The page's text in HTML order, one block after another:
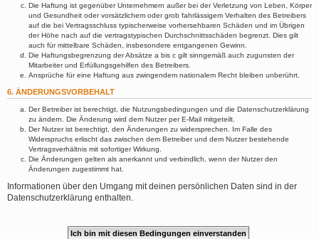
Die Haftung ist gegenüber Unternehmern außer bei der Verletzung von Leben, Körper
und Gesundheit oder vorsätzlichem oder grob fahrlässigem Verhalten des Betreibers
auf die bei Vertragsschluss typischerweise vorhersehbaren Schäden und im Übrigen
der Höhe nach auf die vertragstypischen Durchschnittsschäden begrenzt. Dies gilt
auch für mittelbare Schäden, insbesondere entgangenen Gewinn.
Die Haftungsbegrenzung der Absätze a bis c gilt sinngemäß auch zugunsten der
Mitarbeiter und Erfüllungsgehilfen des Betreibers.
Ansprüche für eine Haftung aus zwingendem nationalem Recht bleiben unberührt.
6. ÄNDERUNGSVORBEHALT
Der Betreiber ist berechtigt, die Nutzungsbedingungen und die Datenschutzerklärung
zu ändern. Die Änderung wird dem Nutzer per E-Mail mitgeteilt.
Der Nutzer ist berechtigt, den Änderungen zu widersprechen. Im Falle des
Widerspruchs erlischt das zwischen dem Betreiber und dem Nutzer bestehende
Vertragsverhältnis mit sofortiger Wirkung.
Die Änderungen gelten als anerkannt und verbindlich, wenn der Nutzer den
Änderungen zugestimmt hat.
Informationen über den Umgang mit deinen persönlichen Daten sind in der
Datenschutzerklärung enthalten.